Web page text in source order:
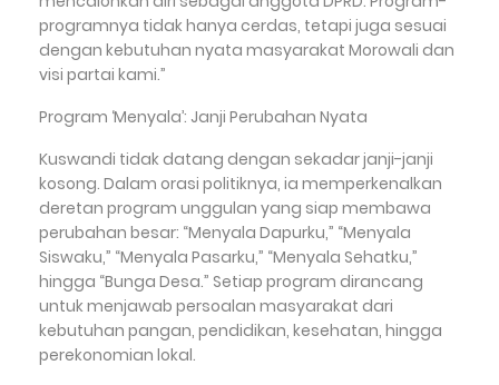
programnya tidak hanya cerdas, tetapi juga sesuai
dengan kebutuhan nyata masyarakat Morowali dan
visi partai kami.”
Program ‘Menyala’: Janji Perubahan Nyata
Kuswandi tidak datang dengan sekadar janji-janji
kosong. Dalam orasi politiknya, ia memperkenalkan
deretan program unggulan yang siap membawa
perubahan besar: “Menyala Dapurku,” “Menyala
Siswaku,” “Menyala Pasarku,” “Menyala Sehatku,”
hingga “Bunga Desa.” Setiap program dirancang
untuk menjawab persoalan masyarakat dari
kebutuhan pangan, pendidikan, kesehatan, hingga
perekonomian lokal.